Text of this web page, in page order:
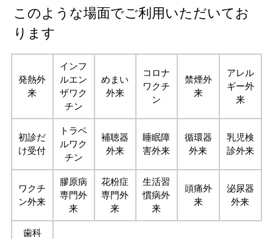
このような場面でご利用いただいてお
ります
発熱外
来
インフ
ルエン
ザワク
チン
めまい
外来
コロナ
ワクチ
ン
禁煙外
来
アレル
ギー外
来
初診だ
け受付
トラベ
ルワク
チン
補聴器
外来
睡眠障
害外来
循環器
外来
乳児検
診外来
ワクチ
ン外来
膠原病
専門外
来
花粉症
専門外
来
生活習
慣病外
来
頭痛外
来
泌尿器
外来
歯科